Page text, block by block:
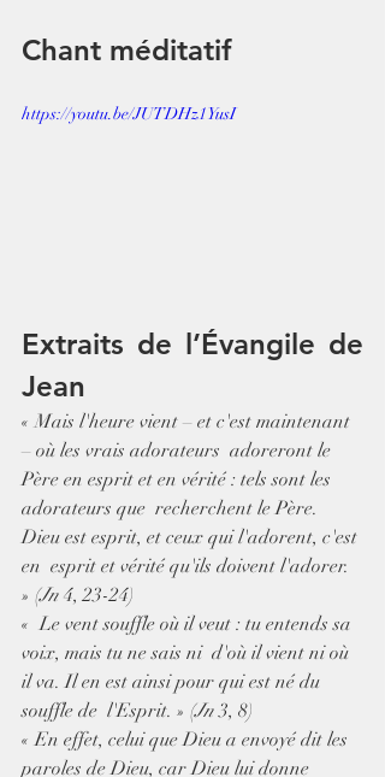
Chant méditatif
https://youtu.be/JUTDHz1YusI
Extraits de l’Évangile de
Jean
« Mais l'heure vient – et c'est maintenant
– où les vrais adorateurs  adoreront le
Père en esprit et en vérité : tels sont les
adorateurs que  recherchent le Père.
Dieu est esprit, et ceux qui l'adorent, c'est
en  esprit et vérité qu'ils doivent l'adorer.
» (Jn 4, 23-24)
«  Le vent souffle où il veut : tu entends sa
voix, mais tu ne sais ni  d'où il vient ni où
il va. Il en est ainsi pour qui est né du
souffle de  l'Esprit. » (Jn 3, 8)
« En effet, celui que Dieu a envoyé dit les
paroles de Dieu, car Dieu lui donne